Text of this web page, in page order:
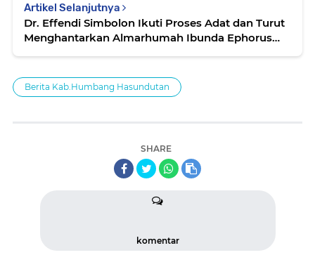
Artikel Selanjutnya
Dr. Effendi Simbolon Ikuti Proses Adat dan Turut
Menghantarkan Almarhumah Ibunda Ephorus
Berita Kab.Humbang Hasundutan
SHARE
komentar